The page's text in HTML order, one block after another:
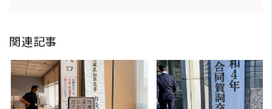
関連記事
READ MORE READ MORE